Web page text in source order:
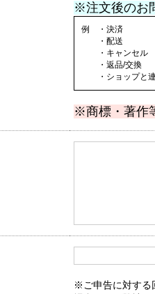
※注文後のお
例 ・決済
・配送
・キャンセル
・返品/交換
・ショップと連
※商標・著作
※ご申告に対する